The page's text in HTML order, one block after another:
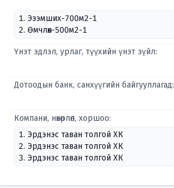
1. Эзэмших-700м2-1
2. Өмчлөх-500м2-1
Үнэт эдлэл, урлаг, түүхийн үнэт зүйл:
Дотоодын банк, санхүүгийн байгууллагад:
Компани, нөхөрлөл, хоршоо:
1. Эрдэнэс таван толгой ХК
2. Эрдэнэс таван толгой ХК
3. Эрдэнэс таван толгой ХК